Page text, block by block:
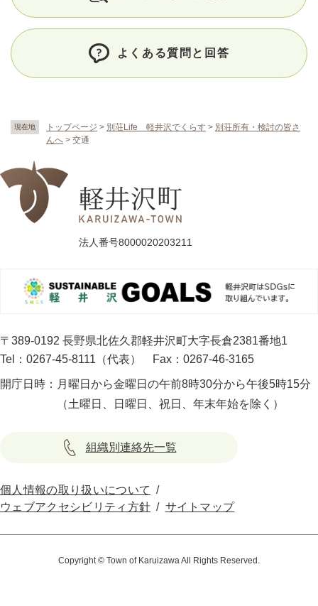
現在地 トップページ > 別荘Life 軽井沢でくらす > 別荘所有・検討の皆さ
んへ > 交通
よくある質問と回答
法人番号8000020203211
〒389-0192 長野県北佐久郡軽井沢町大字長倉2381番地1
Tel：0267-45-8111（代表）
Fax：0267-46-3165
開庁日時： 月曜日から金曜日の午前8時30分から午後5時15分
（土曜日、日曜日、祝日、年末年始を除く）
組織別連絡先一覧
個人情報の取り扱いについて
ウェブアクセシビリティ方針
サイトマップ
Copyright © Town of Karuizawa All Rights Reserved.